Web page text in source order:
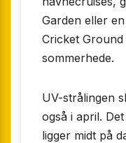
Garden eller
Cricket
sommerhede.
UV-strålingen
også i april.
ligger midt på